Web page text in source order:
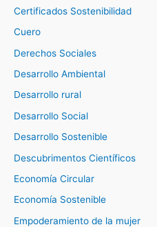
Certificados Sostenibilidad
Cuero
Derechos Sociales
Desarrollo Ambiental
Desarrollo rural
Desarrollo Social
Desarrollo Sostenible
Descubrimentos Científicos
Economía Circular
Economía Sostenible
Empoderamiento de la mujer